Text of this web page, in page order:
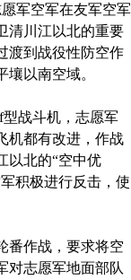
军空军在友军空军
清川江以北的重要
渡到战役性防空作
以南空域。
战斗机，志愿军
机都有改进，作战
以北的“空中优
积极进行反击，使
作战，要求将空
对志愿军地面部队